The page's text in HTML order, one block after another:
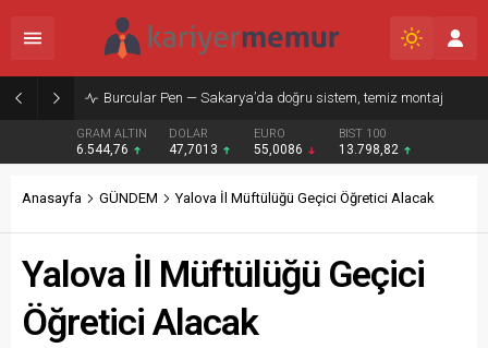
Burcular Pen — Sakarya’da doğru sistem, temiz montaj
GRAM ALTIN
6.544,76
DOLAR
47,7013
EURO
55,0086
BIST 100
13.798,82
Anasayfa GÜNDEM Yalova İl Müftülüğü Geçici Öğretici Alacak
Yalova İl Müftülüğü Geçici
Öğretici Alacak